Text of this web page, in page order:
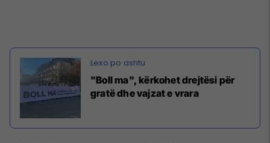
"Boll ma", kërkohet drejtësi për
gratë dhe vajzat e vrara